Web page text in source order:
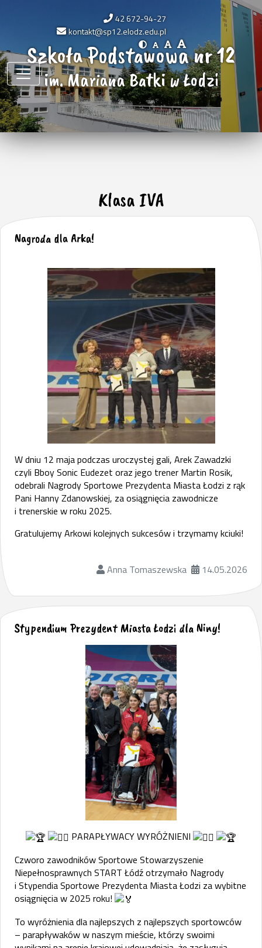
42 672-94-27
kontakt@sp12.elodz.edu.pl
Szkoła Podstawowa nr 12
im. Mariana Batki w Łodzi
Klasa IVA
Nagroda dla Arka!
W dniu 12 maja podczas uroczystej gali, Arek Zawadzki
czyli Bboy Sonic Eudezet oraz jego trener Martin Rosik,
odebrali Nagrody Sportowe Prezydenta Miasta Łodzi z rąk
Pani Hanny Zdanowskiej, za osiągnięcia zawodnicze
i trenerskie w roku 2025.
Gratulujemy Arkowi kolejnych sukcesów i trzymamy kciuki!
Anna Tomaszewska 14.05.2026
Stypendium Prezydent Miasta Łodzi dla Niny!
PARAPŁYWACY WYRÓŻNIENI
​Czworo zawodników Sportowe Stowarzyszenie
Niepełnosprawnych START Łódź otrzymało Nagrody
i Stypendia Sportowe Prezydenta Miasta Łodzi za wybitne
osiągnięcia w 2025 roku!
To wyróżnienia dla najlepszych z najlepszych sportowców
– parapływaków w naszym mieście, którzy swoimi